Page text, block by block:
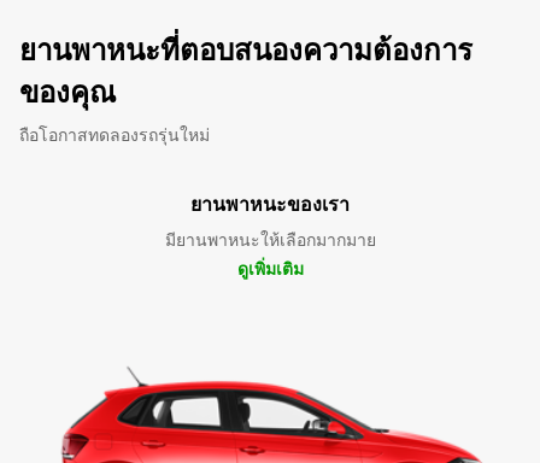
ยานพาหนะที่ตอบสนองความต้องการ
ของคุณ
ถือโอกาสทดลองรถรุ่นใหม่
ยานพาหนะของเรา
มียานพาหนะให้เลือกมากมาย
ดูเพิ่มเติม